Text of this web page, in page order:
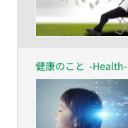
健康のこと -Health-